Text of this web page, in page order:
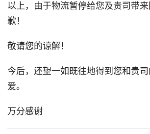
以上，由于物流暂停给您及贵司带
歉！
敬请您的谅解！
今后，还望一如既往地得到您和贵
爱。
万分感谢